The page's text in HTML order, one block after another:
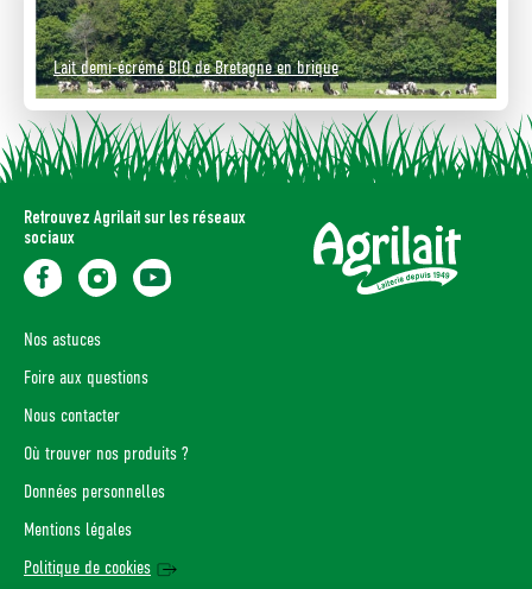
Lait demi-écrémé BIO de Bretagne en brique
Retrouvez Agrilait sur les réseaux
sociaux
Nos astuces
Foire aux questions
Nous contacter
Où trouver nos produits ?
Données personnelles
Mentions légales
Politique de cookies